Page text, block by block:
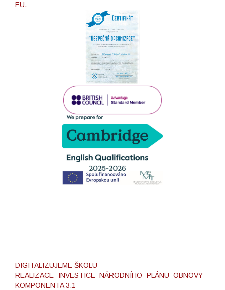
EU.
DIGITALIZUJEME ŠKOLU
REALIZACE INVESTICE NÁRODNÍHO PLÁNU OBNOVY -
KOMPONENTA 3.1